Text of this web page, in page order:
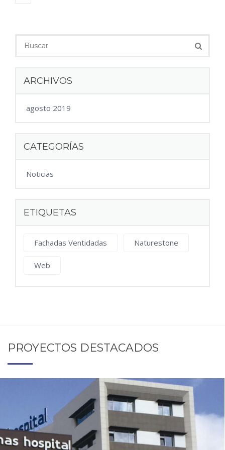
ARCHIVOS
agosto 2019
CATEGORÍAS
Noticias
ETIQUETAS
Fachadas Ventidadas Naturestone
Web
PROYECTOS DESTACADOS